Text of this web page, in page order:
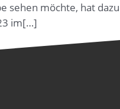
sehen möchte, hat dazu
im[…]